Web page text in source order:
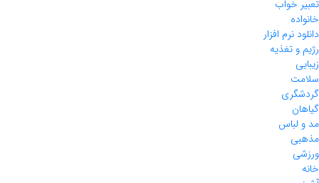
تعبیر خواب
خانواده
دانلود نرم افزار
رژیم و تغذیه
زیبایی
سلامت
گردشگری
گیاهان
مد و لباس
مذهبی
ورزشی
خانه